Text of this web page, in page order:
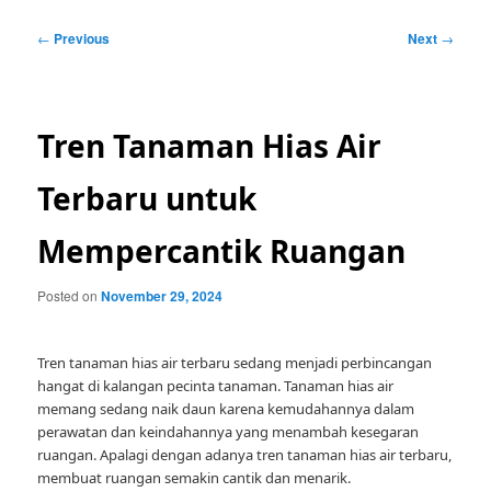
Post
← Previous Next →
Tren Tanaman Hias Air
Terbaru untuk
Mempercantik Ruangan
Posted onNovember 29, 2024
Tren tanaman hias air terbaru sedang menjadi perbincangan
hangat di kalangan pecinta tanaman. Tanaman hias air
memang sedang naik daun karena kemudahannya dalam
perawatan dan keindahannya yang menambah kesegaran
ruangan. Apalagi dengan adanya tren tanaman hias air terbaru,
membuat ruangan semakin cantik dan menarik.